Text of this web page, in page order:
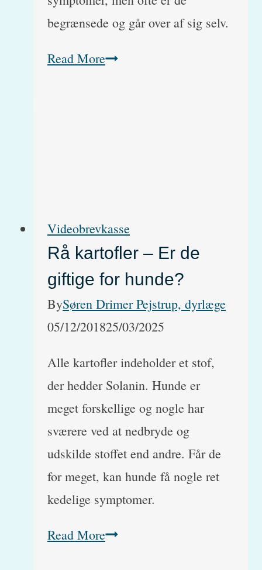
begrænsede og går over af sig selv.
Read MoreJulestjerneforgiftning
Videobrevkasse
Rå kartofler – Er de
giftige for hunde?
BySøren Drimer Pejstrup, dyrlæge
05/12/201825/03/2025
Alle kartofler indeholder et stof,
der hedder Solanin. Hunde er
meget forskellige og nogle har
sværere ved at nedbryde og
udskilde stoffet end andre. Får de
for meget, kan hunde få nogle ret
kedelige symptomer.
Read MoreRå